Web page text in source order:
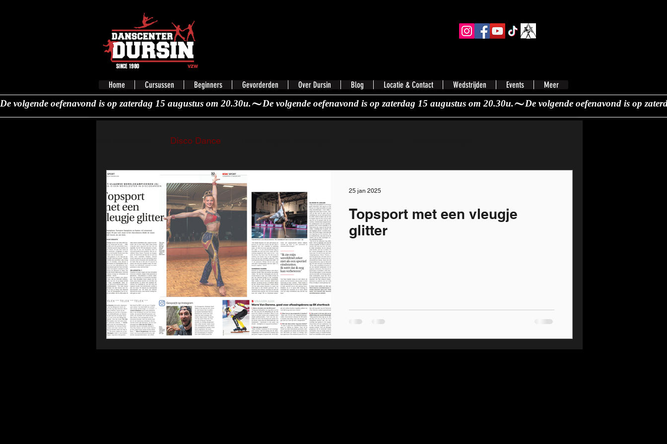
SINCE 1980 vzw
Home Cursussen Beginners Gevorderden Over Dursin Blog Locatie & Contact Wedstrijden Events Meer
De volgende oefenavond is op zaterdag 15 augustus om 20.30u.
Disco Dance
Topsport met een vleugje
glitter
25 jan 2025